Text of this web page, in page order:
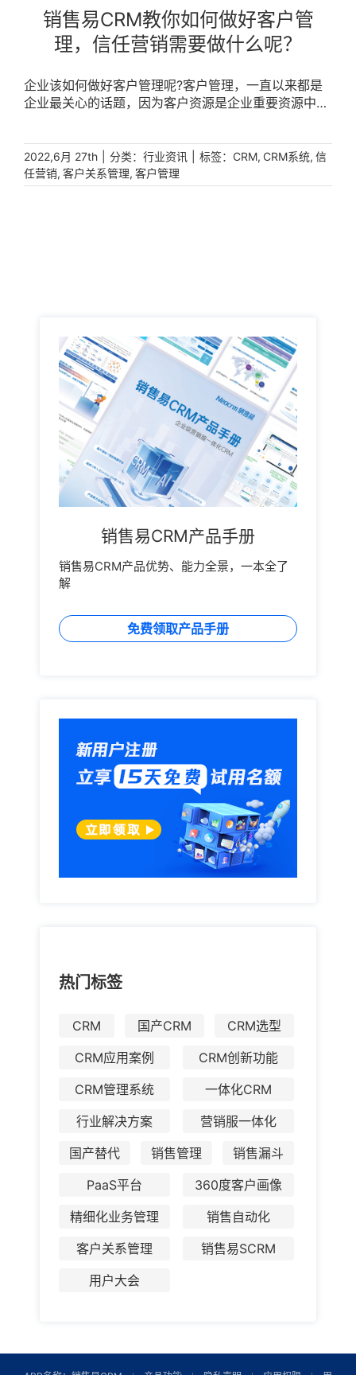
销售易CRM系统也会精准记录和客户的每一次交互行
为，如跟进、拜访、沟通记录。每一次与客户的交互过
程记录都会全部记录到CRM系统中，不会因为业务人员
拜访造成一定的误差或信息不同步等问题。客户信息录
入的越是完善，就越能帮助业务人员了解客户，了解了
客户的固有信息之后，也能适时地去了解客户的动态，
易CRM系统不仅能在获取客户信息的同时，有效归类客
户，方便各个部门的人员对客户进行有效的跟踪以及回
访和服务，提升客户的粘性，以及产品、服务的满意
何获得潜在客户呢?1、网站自媒体渠道每个企业的自家
官网，这是一个很重要的获客渠道。还有相关的自媒体
渠道，如视频号、微信公众号、抖音号、百家号等渠
潜在客户进行访问、沟通、留下联系方式等。2、线下
线上活动线下活动：可通过展会、课程、研讨会等方
的内容或赠送礼品的方式来获取大量潜在客户。3、竞
价、信息流等付费渠道通过竞价、信息流等付费方式，
将企业产品或者服务推送、展现给用户，吸引潜在客户
不是特别高，仍然只针对于少数行业，需要酌情选择。
企业级新型销售易CRM营销自动化系统，根据直销、渠
道分销、私域等不同的获客渠道，打造以客户为中心的
全渠道运营体系，提供更贴近业务的数字化转型方案，
解决中小企业的难题。
销售易CRM教你如何做好客户管
理，信任营销需要做什么呢？
企业该如何做好客户管理呢?客户管理，一直以来都是
企业最关心的话题，因为客户资源是企业重要资源中的
化时代的发展，以前仅仅靠产品质量赢得客户的时代也
远去了。如今，产品质量好仅仅只是其中之一，更多的
还是服务和售后，简单说就是客户关系管理和维护，所
格、爱好和意向度，对不同的客户做针对性的营销策
略。销售人员如何才能做好信任营销呢?1、销售前期沟
通建立信任客户一般在购买产品或服务时心中必定会有
疑问，向服务人员询问信息目的是为了消除自己心中的
疑惑，比如价格、功能、售后服务、企业资质等等。在
这时候，就需要做好客户关怀，能够依据客户的问题去
推测疑问点所在，打消客户疑虑，再结合客户透漏的相
关信息和观察到的兴趣爱好，给客户提供一些想象场景
和建议。销售易CRM系统能够通过销售线索管理的功能
记录客户的兴趣爱好、需求和问题反馈。2、签约时期
需要做好客户关怀，如解决客户对合同中有疑问的部
分、售后的服务保障、相关优惠方案等。可以及时查看
产品的相关状况，预防出现缺货情况。销售易CRM系统
能及时跟进销售阶段，不仅可以有效跟进客户，也可以
时，做好服务企业在与客户达成合作后，销售人员仍然
需要利用销售易CRM系统中客服人员记录的使用情况、
也会更愿意维持客户关系，也更乐意把产品和服务带进
源。销售易CRM系统设置了对老客户的人性关怀，比如
节假日和生日提醒，这种人文关怀不仅可以帮助公司维
护老客户，还能通过老客户的口碑效应，带来更多新客
户初始的信任度。企业级新型销售易CRM作为唯一入选
Gartner [...]
2022,6月 27th 分类： 行业资讯 标签： CRM, CRM系统, 信
任营销, 客户关系管理, 客户管理
销售易CRM产品手册
销售易CRM产品优势、能力全景，一本全了
解
免费领取产品手册
热门标签
CRM 国产CRM
CRM选型
CRM应用案例
CRM创新功能
CRM管理系统
一体化CRM
行业解决方案
营销服一体化
国产替代
销售管理
销售漏斗
PaaS平台
360度客户画像
精细化业务管理
销售自动化
客户关系管理
销售易SCRM
用户大会